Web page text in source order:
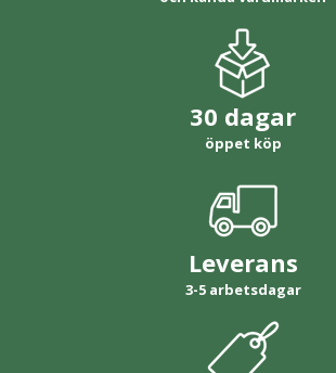
30 dagar
öppet köp
Leverans
3-5 arbetsdagar